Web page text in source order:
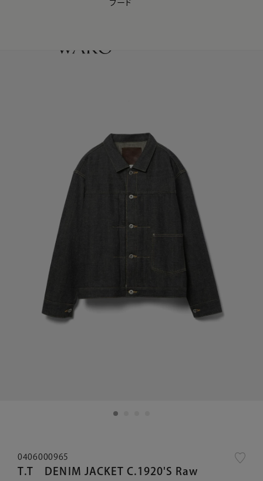
【会員様限定】夏のプレゼントキャンペーン開催中
フード
0406000965
T.T DENIM JACKET C.1920'S Raw